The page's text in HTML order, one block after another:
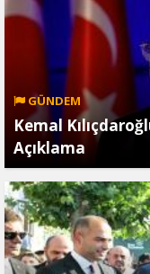
GÜNDEM
Kemal
Açıklama